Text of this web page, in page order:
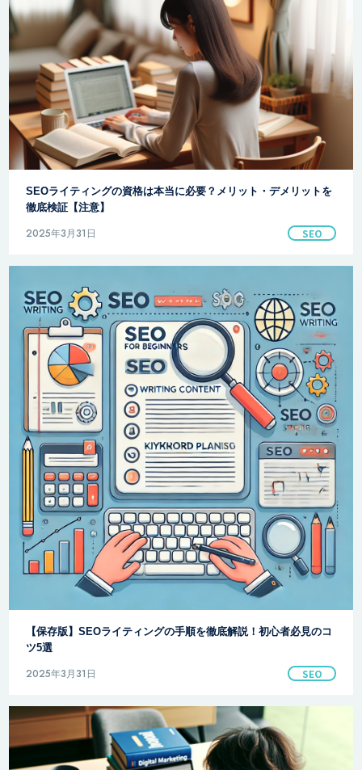
SEOライティングの資格は本当に必要？メリット・デメリットを
徹底検証【注意】
2025年3月31日 SEO
【保存版】SEOライティングの手順を徹底解説！初心者必見のコ
ツ5選
2025年3月31日 SEO